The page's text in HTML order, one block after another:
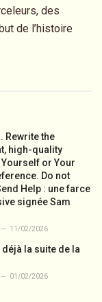
des
de l’histoire
Rewrite the
high-quality
or Your
Do not
Help : une farce
signée Sam
11/02/2026
la suite de la
01/02/2026